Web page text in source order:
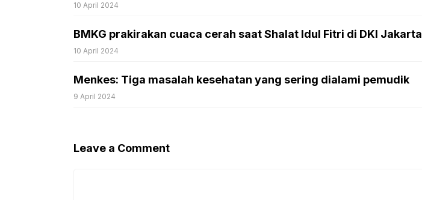
10 April 2024
BMKG prakirakan cuaca cerah saat Shalat Idul Fitri di DKI Jakarta
10 April 2024
Menkes: Tiga masalah kesehatan yang sering dialami pemudik
9 April 2024
Leave a Comment